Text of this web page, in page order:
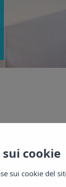
cookie
sui cookie del